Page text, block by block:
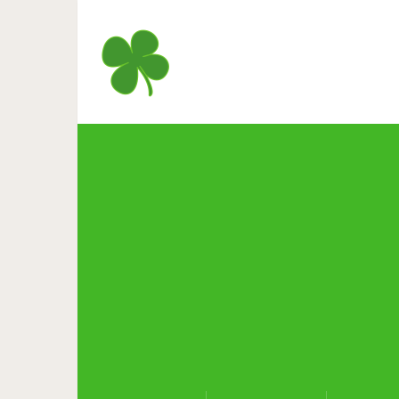
Дизайнер дал вторую жизнь